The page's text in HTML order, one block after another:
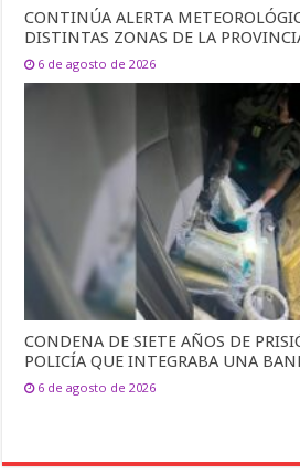
CONTINÚA ALERTA
DISTINTAS ZONAS DE LA
6 de agosto de 2026
CONDENA DE SIETE AÑOS DE
POLICÍA QUE INTEGRABA UNA
6 de agosto de 2026